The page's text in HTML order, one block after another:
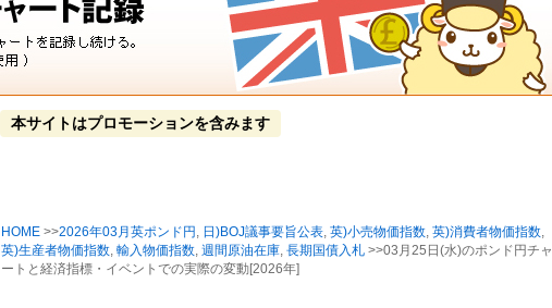
本サイトはプロモーションを含みます
HOME >>2026年03月英ポンド円 , 日)BOJ議事要旨公表, 英)小売物価指数, 英)消費者物価指数,
英)生産者物価指数, 輸入物価指数, 週間原油在庫, 長期国債入札 >>03月25日(水)のポンド円チャ
ートと経済指標・イベントでの実際の変動[2026年]